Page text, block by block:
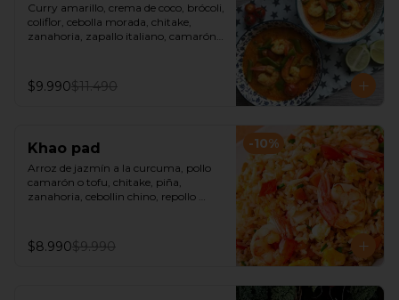
Curry amarillo, crema de coco, brócoli,
coliflor, cebolla morada, chitake,
zanahoria, zapallo italiano, camarón,
$9.990$11.490
-10%
Khao pad
Arroz de jazmín a la curcuma, pollo
camarón o tofu, chitake, piña,
zanahoria, cebollin chino, repollo
$8.990$9.990